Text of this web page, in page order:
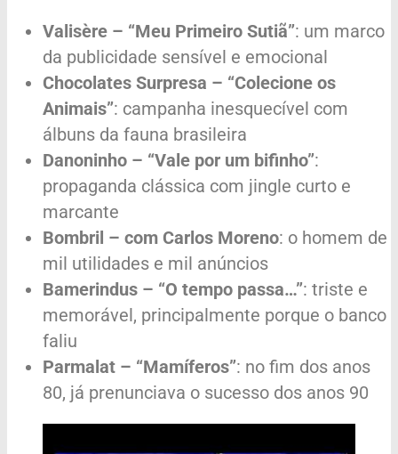
Valisère – “Meu Primeiro Sutiã”: um marco
da publicidade sensível e emocional
Chocolates Surpresa – “Colecione os
Animais”: campanha inesquecível com
álbuns da fauna brasileira
Danoninho – “Vale por um bifinho”:
propaganda clássica com jingle curto e
marcante
Bombril – com Carlos Moreno: o homem de
mil utilidades e mil anúncios
Bamerindus – “O tempo passa…”: triste e
memorável, principalmente porque o banco
faliu
Parmalat – “Mamíferos”: no fim dos anos
80, já prenunciava o sucesso dos anos 90